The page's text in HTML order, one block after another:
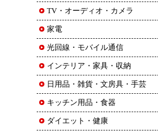
TV・オーディオ・カメラ
家電
光回線・モバイル通信
インテリア・家具・収納
日用品・雑貨・文房具・手芸
キッチン用品・食器
ダイエット・健康